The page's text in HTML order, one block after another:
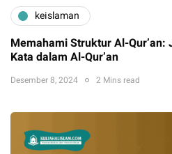
keislaman
Memahami Struktur Al-Qur’an:
Kata dalam Al-Qur’an
Desember 8, 2024 2 Mins read